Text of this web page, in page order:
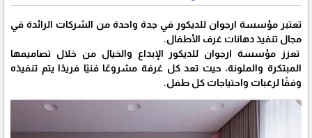
تعتبر مؤسسة ارجوان للديكور في جدة واحدة من الشركات الرائدة في
مجال تنفيذ دهانات غرف الأطفال.
تعزز مؤسسة ارجوان للديكور الإبداع والخيال من خلال تصاميمها
المبتكرة والملونة، حيث تعد كل غرفة مشروعًا فنيًا فريدًا يتم تنفيذه
وفقًا لرغبات واحتياجات كل طفل.